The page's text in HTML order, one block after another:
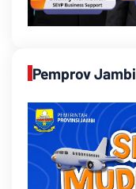
Pemprov Jambi